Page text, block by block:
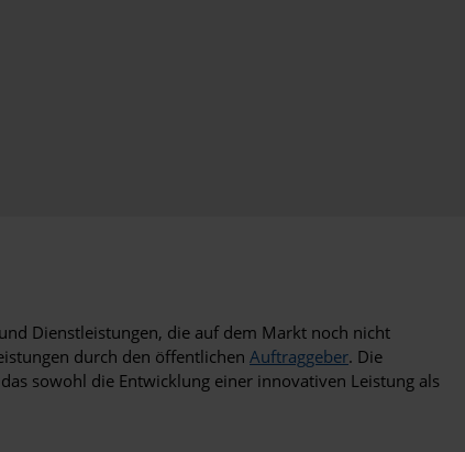
Dienstleistungen, die auf dem Markt noch nicht
durch den öffentlichen Auftraggeber. Die
sowohl die Entwicklung einer innovativen Leistung als